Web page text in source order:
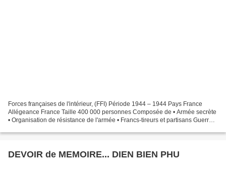
Forces françaises de l'intérieur, (FFI) Période 1944 – 1944 Pays France
Allégeance France Taille 400 000 personnes Composée de • Armée secrète
• Organisation de résistance de l'armée • Francs-tireurs et partisans Guerres
DEVOIR de MEMOIRE... DIEN BIEN PHU